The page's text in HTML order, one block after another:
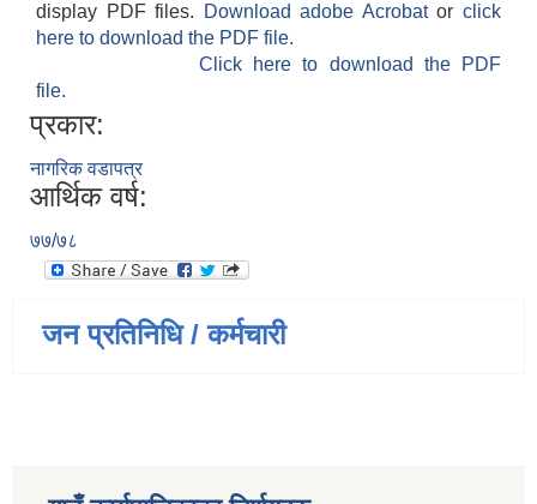
display PDF files.
Download adobe Acrobatorclick
here to download the PDF file.
Click here to download the PDF
file.
प्रकार:
नागरिक वडापत्र
आर्थिक वर्ष:
७७/७८
जन प्रतिनिधि / कर्मचारी